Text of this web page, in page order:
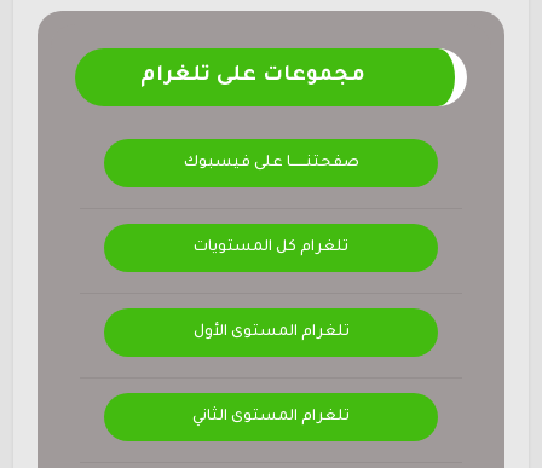
مجموعات على تلغرام
صفحتنــــــا على فيسبوك
تلغرام كل المستويات
تلغرام المستوى الأول
تلغرام المستوى الثاني